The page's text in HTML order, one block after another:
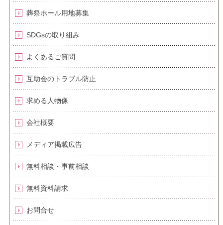
葬祭ホール用地募集
SDGsの取り組み
よくあるご質問
互助会のトラブル防止
求める人物像
会社概要
メディア掲載広告
無料相談・事前相談
無料資料請求
お問合せ